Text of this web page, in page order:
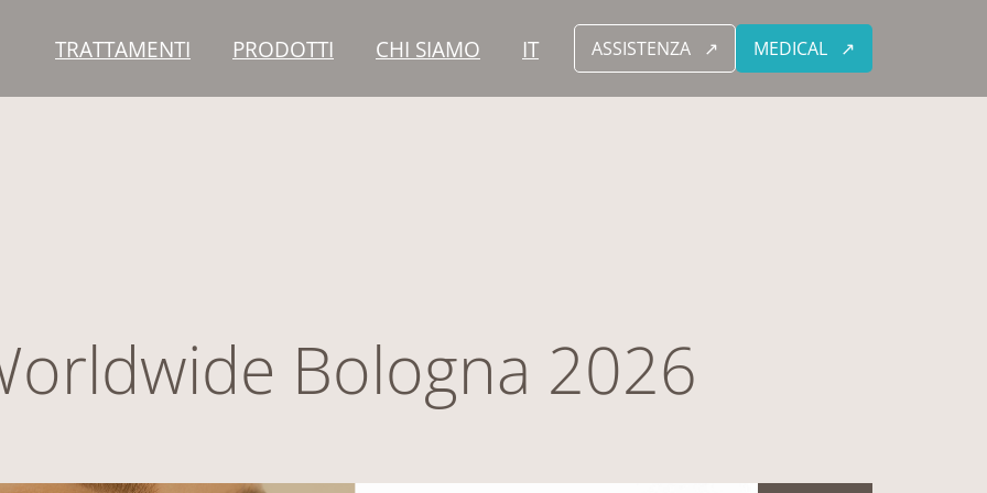
TRATTAMENTI PRODOTTI CHI SIAMO IT ASSISTENZA MEDICAL
Bologna 2026